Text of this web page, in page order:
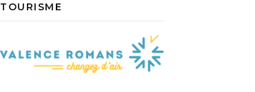
TOURISME